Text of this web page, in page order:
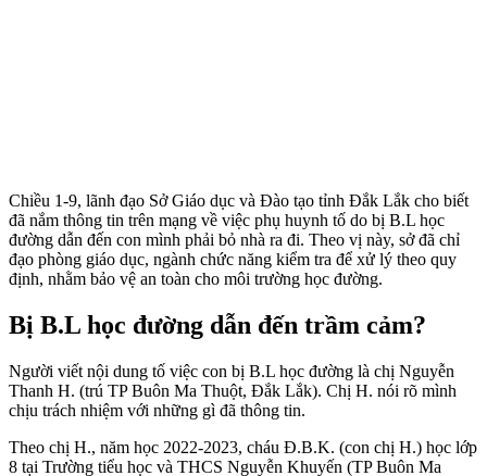
Chiều 1-9, lãnh đạo Sở Giáo dục và Đào tạo tỉnh Đắk Lắk cho biết
đã nắm thông tin trên mạng về việc phụ huynh tố do bị B.L học
đường dẫn đến con mình phải bỏ nhà ra đi. Theo vị này, sở đã chỉ
đạo phòng giáo dục, ngành chức năng kiểm tra để xử lý theo quy
định, nhằm bảo vệ an toàn cho môi trường học đường.
Bị B.L học đường dẫn đến trầm cảm?
Người viết nội dung tố việc con bị B.L học đường là chị Nguyễn
Thanh H. (trú TP Buôn Ma Thuột, Đắk Lắk). Chị H. nói rõ mình
chịu trách nhiệm với những gì đã thông tin.
Theo chị H., năm học 2022-2023, cháu Đ.B.K. (con chị H.) học lớp
8 tại Trường tiểu học và THCS Nguyễn Khuyến (TP Buôn Ma